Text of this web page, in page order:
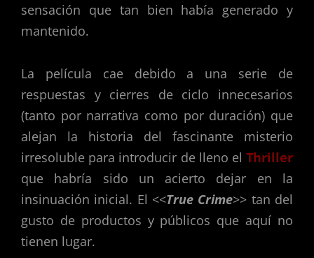
sensación que tan bien había generado y
mantenido.
La película cae debido a una serie de
respuestas y cierres de ciclo innecesarios
(tanto por narrativa como por duración) que
alejan la historia del fascinante misterio
irresoluble para introducir de lleno el Thriller
que habría sido un acierto dejar en la
insinuación inicial. El <<True Crime>> tan del
gusto de productos y públicos que aquí no
tienen lugar.